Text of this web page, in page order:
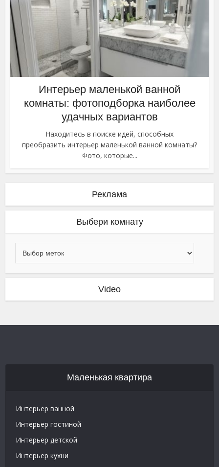
Интерьер маленькой ванной
комнаты: фотоподборка наиболее
удачных вариантов
Находитесь в поиске идей, способных
преобразить интерьер маленькой ванной комнаты?
Фото, которые...
Реклама
Выбери комнату
Video
Маленькая квартира
Интерьер ванной
Интерьер гостиной
Интерьер детской
Интерьер кухни